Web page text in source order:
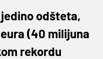
odšteta,
(40 milijuna
rekordu